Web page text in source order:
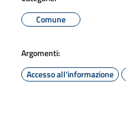
Comune
Argomenti:
Accesso all'informazione